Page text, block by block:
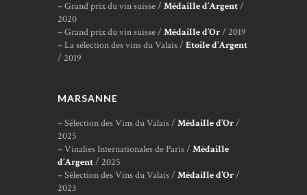
– Grand prix du vin suisse / Médaille d’Argent/
2020
– Grand prix du vin suisse / Médaille d’Or/ 2019
– La sélection des vins du Valais / Etoile d’Argent
/ 2019
MARSANNE
– Sélection des Vins du Valais / Médaille d’Or/
2025
– Vinalies Internationales de Paris / Médaille
d’Argent/ 2025
– Sélection des Vins du Valais / Médaille d’Or/
2023